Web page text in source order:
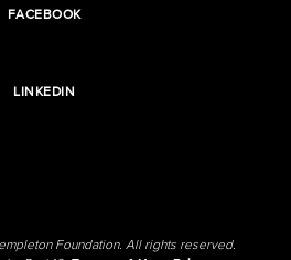
FACEBOOK
LINKEDIN
Foundation. All rights reserved.